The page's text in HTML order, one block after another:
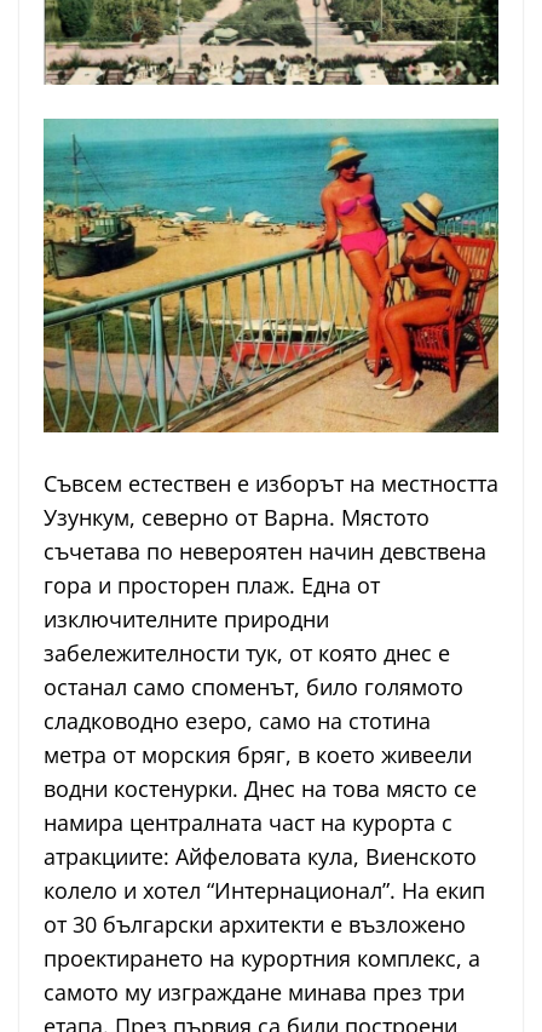
Съвсем естествен е изборът на местността
Узункум, северно от Варна. Мястото
съчетава по невероятен начин девствена
гора и просторен плаж. Една от
изключителните природни
забележителности тук, от която днес е
останал само споменът, било голямото
сладководно езеро, само на стотина
метра от морския бряг, в което живеели
водни костенурки. Днес на това място се
намира централната част на курорта с
атракциите: Айфеловата кула, Виенското
колело и хотел “Интернационал”. На екип
от 30 български архитекти е възложено
проектирането на курортния комплекс, а
самото му изграждане минава през три
етапа. През първия са били построени